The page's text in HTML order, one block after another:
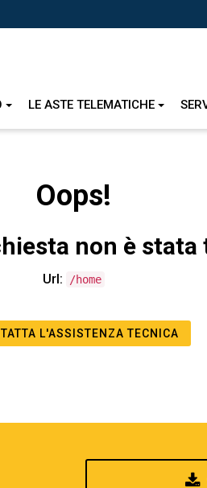
LE ASTE TELEMATICHE
Oops!
non è stata
Url: /home
L'ASSISTENZA TECNICA